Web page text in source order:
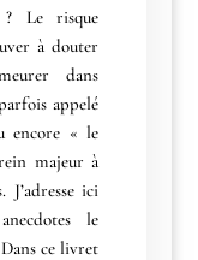
Le risque
à douter
dans
appelé
encore « le
majeur à
J’adresse ici
le
ce livret